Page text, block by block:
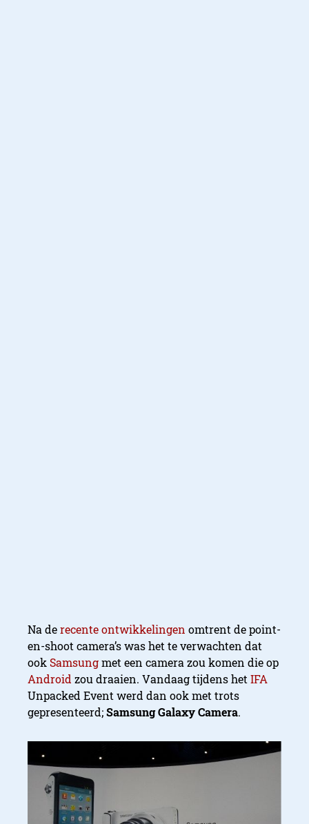
Na derecenteontwikkelingen omtrent de point-
en-shoot camera’s was het te verwachten dat
ook Samsungmet een camera zou komen die op
Android zou draaien. Vandaag tijdens het IFA
Unpacked Event werd dan ook met trots
gepresenteerd;Samsung Galaxy Camera.